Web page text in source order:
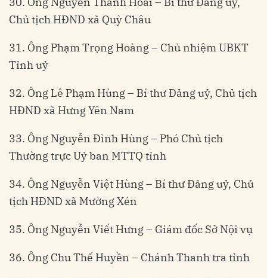
Chủ tịch HĐND xã Quỳ Châu
31. Ông Phạm Trọng Hoàng – Chủ nhiệm UBKT
Tỉnh uỷ
32. Ông Lê Phạm Hùng – Bí thư Đảng uỷ, Chủ tịch
HĐND xã Hưng Yên Nam
33. Ông Nguyễn Đình Hùng – Phó Chủ tịch
Thường trực Uỷ ban MTTQ tỉnh
34. Ông Nguyễn Việt Hùng – Bí thư Đảng uỷ, Chủ
tịch HĐND xã Mường Xén
35. Ông Nguyễn Viết Hưng – Giám đốc Sở Nội vụ
36. Ông Chu Thế Huyền – Chánh Thanh tra tỉnh